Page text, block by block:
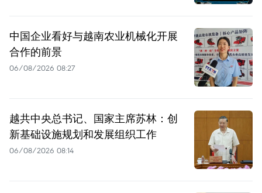
中国企业看好与越南农业机械化开展
合作的前景
06/08/2026 08:27
越共中央总书记、国家主席苏林：创
新基础设施规划和发展组织工作
06/08/2026 08:14